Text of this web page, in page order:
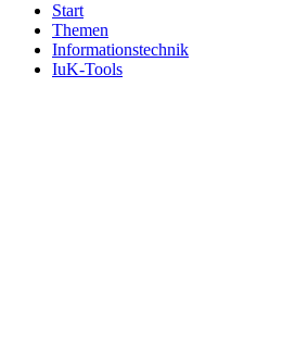
Start
Themen
Informationstechnik
IuK-Tools